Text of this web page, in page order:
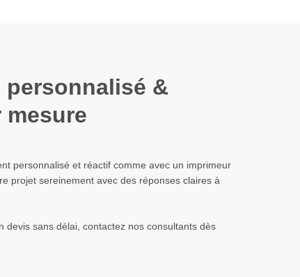
&
personnalisé et réactif comme avec un imprimeur
projet sereinement avec des réponses claires à
sans délai, contactez nos consultants dès